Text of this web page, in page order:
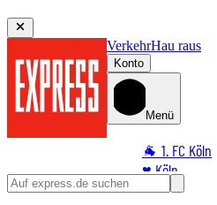
VerkehrHau raus
Konto
Menü
🐐 1. FC Köln
♥️ Köln
⭐ Promi